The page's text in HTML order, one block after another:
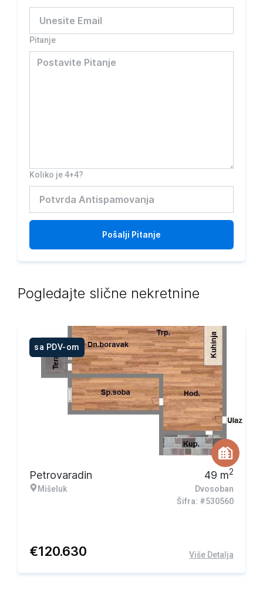
Pitanje
Koliko je 4+4?
Pošalji Pitanje
Pogledajte slične nekretnine
sa PDV-om
Petrovaradin
Mišeluk
49 m2
Dvosoban
Šifra: #530560
€120.630 Više Detalja